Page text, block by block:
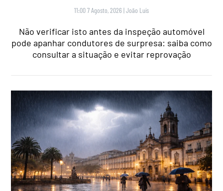
11:00 7 Agosto, 2026 |João Luís
Não verificar isto antes da inspeção automóvel
pode apanhar condutores de surpresa: saiba como
consultar a situação e evitar reprovação